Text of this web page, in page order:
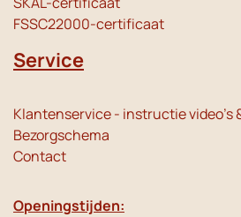
FSSC22000-certificaat
Service
Klantenservice - instructie video's
Bezorgschema
Contact
Openingstijden: